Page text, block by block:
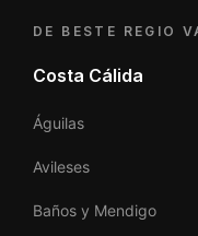
DE BESTE REGIO
Costa Cálida
Águilas
Avileses
Baños y Mendigo